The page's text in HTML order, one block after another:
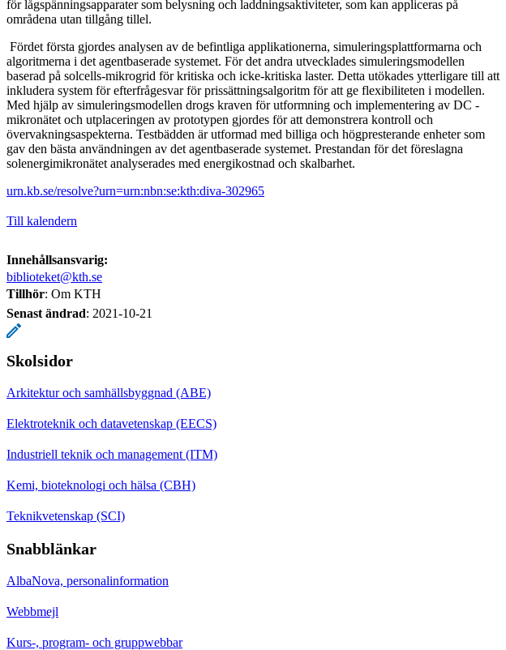
för lågspänningsapparater som belysning och laddningsaktiviteter, som kan appliceras på
områdena utan tillgång tillel.
Fördet första gjordes analysen av de befintliga applikationerna, simuleringsplattformarna och
algoritmerna i det agentbaserade systemet. För det andra utvecklades simuleringsmodellen
baserad på solcells-mikrogrid för kritiska och icke-kritiska laster. Detta utökades ytterligare till att
inkludera system för efterfrågesvar för prissättningsalgoritm för att ge flexibiliteten i modellen.
Med hjälp av simuleringsmodellen drogs kraven för utformning och implementering av DC -
mikronätet och utplaceringen av prototypen gjordes för att demonstrera kontroll och
övervakningsaspekterna. Testbädden är utformad med billiga och högpresterande enheter som
gav den bästa användningen av det agentbaserade systemet. Prestandan för det föreslagna
solenergimikronätet analyserades med energikostnad och skalbarhet.
urn.kb.se/resolve?urn=urn:nbn:se:kth:diva-302965
Till kalendern
Innehållsansvarig:
biblioteket@kth.se
Tillhör: Om KTH
Senast ändrad: 2021-10-21
Skolsidor
Arkitektur och samhällsbyggnad (ABE)
Elektroteknik och datavetenskap (EECS)
Industriell teknik och management (ITM)
Kemi, bioteknologi och hälsa (CBH)
Teknikvetenskap (SCI)
Snabblänkar
AlbaNova, personalinformation
Webbmejl
Kurs-, program- och gruppwebbar